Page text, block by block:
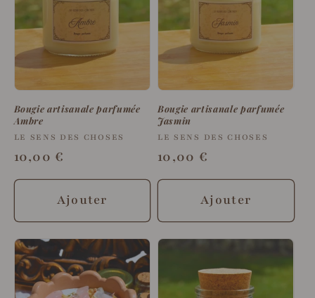
Bougie artisanale parfumée
Ambre
Fournisseur :
LE SENS DES CHOSES
Prix
habituel
10,00 €
Ajouter
Bougie artisanale parfumée
Jasmin
Fournisseur :
LE SENS DES CHOSES
Prix
habituel
10,00 €
Ajouter